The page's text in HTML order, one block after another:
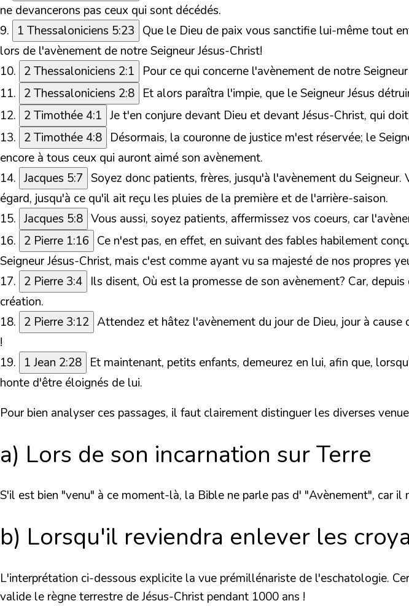
ne devancerons pas ceux qui sont décédés.
9.
1 Thessaloniciens 5:23 Que le Dieu de paix vous sanctifie lui-même tout
lors de l'avènement de notre Seigneur Jésus-Christ!
10. 2 Thessaloniciens 2:1
Pour ce qui concerne l'avènement de notre
11. 2 Thessaloniciens 2:8 Et alors paraîtra l'impie, que le Seigneur Jésus
12. 2 Timothée 4:1 Je t'en conjure devant Dieu et devant Jésus-Christ, qui
13. 2 Timothée 4:8 Désormais, la couronne de justice m'est réservée; le
encore à tous ceux qui auront aimé son avènement.
14. Jacques 5:7 Soyez donc patients, frères, jusqu'à l'avènement du
égard, jusqu'à ce qu'il ait reçu les pluies de la première et de l'arrière-saison.
15. Jacques 5:8 Vous aussi, soyez patients, affermissez vos coeurs, car
16. 2 Pierre 1:16 Ce n'est pas, en effet, en suivant des fables habilement
Seigneur Jésus-Christ, mais c'est comme ayant vu sa majesté de nos propres
17. 2 Pierre 3:4 Ils disent, Où est la promesse de son avènement? Car,
création.
18. 2 Pierre 3:12 Attendez et hâtez l'avènement du jour de Dieu, jour à
!
19.
1 Jean 2:28 Et maintenant, petits enfants, demeurez en lui, afin que,
honte d'être éloignés de lui.
Pour bien analyser ces passages, il faut clairement distinguer les diverses
a) Lors de son incarnation sur Terre
S'il est bien "venu" à ce moment-là, la Bible ne parle pas d' "Avènement", car il
b) Lorsqu'il reviendra enlever les
L'interprétation ci-dessous explicite la vue prémillénariste de l'eschatologie.
valide le règne terrestre de Jésus-Christ pendant 1000 ans !